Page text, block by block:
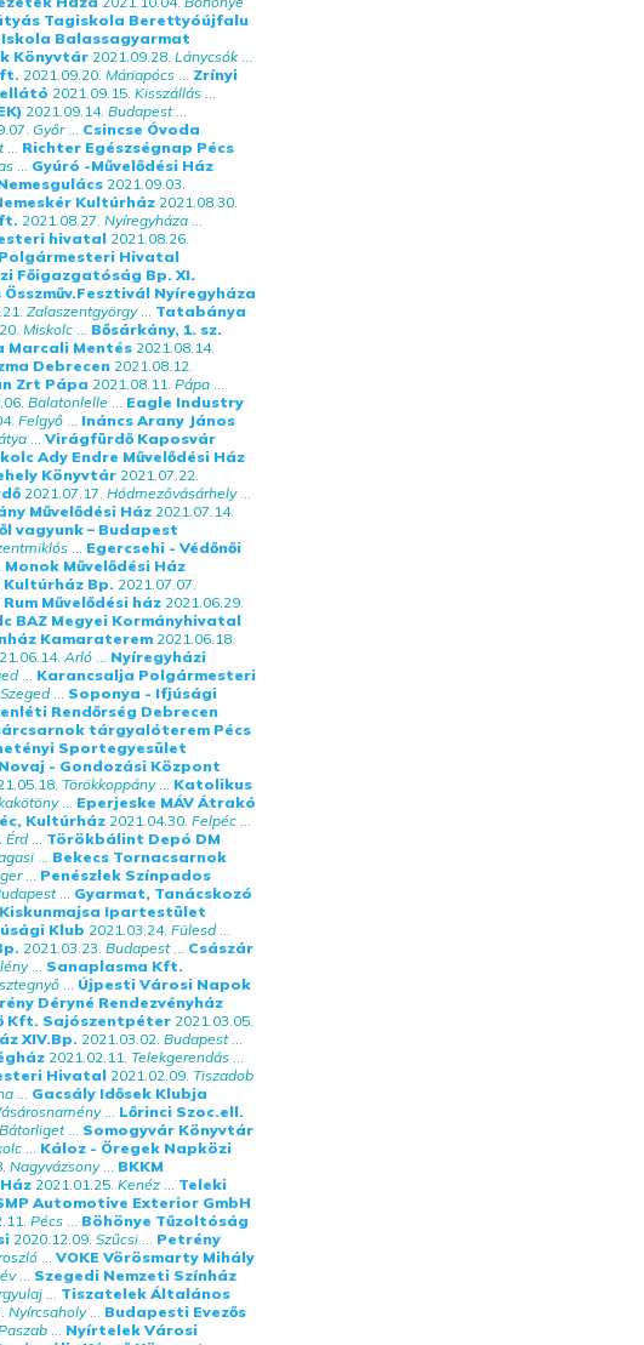
Tagiskola Berettyóújfalu
Iskola Balassagyarmat
Könyvtár 2021.09.28. Lánycsók...
2021.09.20. Máriapócs... Zrínyi
2021.09.15. Kisszállás...
2021.09.14. Budapest...
Győr... Csincse Óvoda
... Richter Egészségnap Pécs
... Gyúró -Művelődési Ház
2021.09.03.
Kultúrház 2021.08.30.
2021.08.27. Nyíregyháza...
hivatal 2021.08.26.
Hivatal
Főigazgatóság Bp. XI.
Összműv.Fesztivál Nyíregyháza
Zalaszentgyörgy... Tatabánya
Miskolc... Bősárkány, 1. sz.
Marcali Mentés 2021.08.14.
Debrecen 2021.08.12.
Zrt Pápa 2021.08.11. Pápa...
Balatonlelle ... Eagle Industry
Felgyő... Ináncs Arany János
... Virágfürdő Kaposvár
Ady Endre Művelődési Ház
Könyvtár 2021.07.22.
2021.07.17. Hódmezővásárhely...
Művelődési Ház 2021.07.14.
vagyunk – Budapest
... Egercsehi - Védőnői
Monok Művelődési Ház
Kultúrház Bp. 2021.07.07.
Rum Művelődési ház 2021.06.29.
BAZ Megyei Kormányhivatal
Kamaraterem 2021.06.18.
Arló... Nyíregyházi
... Karancsalja Polgármesteri
Szeged... Soponya - Ifjúsági
Rendőrség Debrecen
tárgyalóterem Pécs
Sportegyesület
Novaj - Gondozási Központ
Törökkoppány... Katolikus
... Eperjeske MÁV Átrakó
Kultúrház 2021.04.30. Felpéc...
Érd... Törökbálint Depó DM
... Bekecs Tornacsarnok
... Penészlek Színpados
... Gyarmat, Tanácskozó
Kiskunmajsa Ipartestület
Klub 2021.03.24. Fülesd...
2021.03.23. Budapest... Császár
... Sanaplasma Kft.
... Újpesti Városi Napok
Déryné Rendezvényház
Kft. Sajószentpéter 2021.03.05.
XIV.Bp. 2021.03.02. Budapest...
2021.02.11. Telekgerendás...
Hivatal 2021.02.09. Tiszadob
... Gacsály Idősek Klubja
... Lőrinci Szoc.ell.
Bátorliget... Somogyvár Könyvtár
... Káloz - Öregek Napközi
Nagyvázsony... BKKM
2021.01.25. Kenéz... Teleki
Automotive Exterior GmbH
Pécs... Böhönye Tűzoltóság
2020.12.09. Szűcsi... Petrény
... VOKE Vörösmarty Mihály
... Szegedi Nemzeti Színház
... Tiszatelek Általános
Nyírcsaholy... Budapesti Evezős
... Nyírtelek Városi